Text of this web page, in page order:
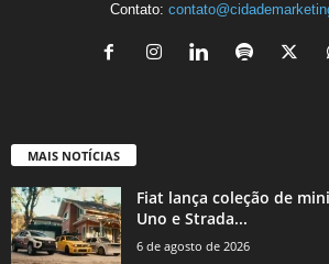
Contato:
MAIS NOTÍCIAS
Fiat lança coleção de
Uno e Strada...
6 de agosto de 2026